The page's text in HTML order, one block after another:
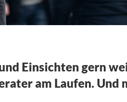
Einsichten gern
am Laufen. Und